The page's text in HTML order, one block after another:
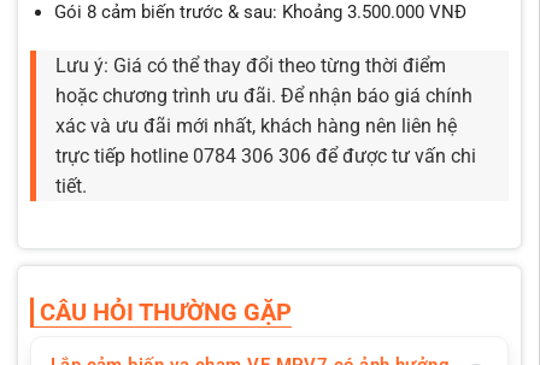
Gói 8 cảm biến trước & sau: Khoảng 3.500.000 VNĐ
Lưu ý: Giá có thể thay đổi theo từng thời điểm
hoặc chương trình ưu đãi. Để nhận báo giá chính
xác và ưu đãi mới nhất, khách hàng nên liên hệ
trực tiếp hotline 0784 306 306 để được tư vấn chi
tiết.
CÂU HỎI THƯỜNG GẶP